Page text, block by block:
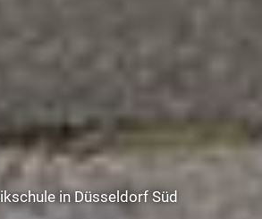
in Düsseldorf Süd